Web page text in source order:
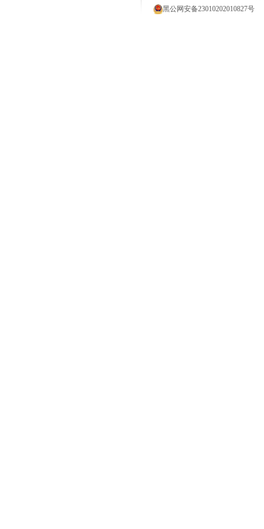
黑公网安备23010202010827号